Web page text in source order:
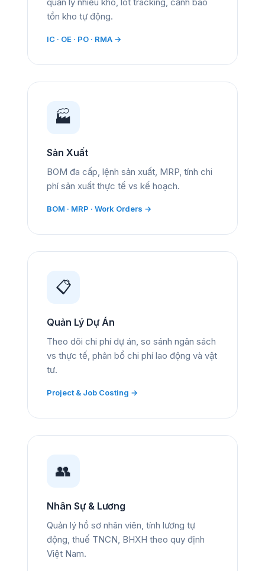
tồn kho tự động.
IC · OE · PO · RMA →
🏭
Sản Xuất
BOM đa cấp, lệnh sản xuất, MRP, tính chi
phí sản xuất thực tế vs kế hoạch.
BOM · MRP · Work Orders →
📋
Quản Lý Dự Án
Theo dõi chi phí dự án, so sánh ngân sách
vs thực tế, phân bổ chi phí lao động và vật
tư.
Project & Job Costing →
👥
Nhân Sự & Lương
Quản lý hồ sơ nhân viên, tính lương tự
động, thuế TNCN, BHXH theo quy định
Việt Nam.